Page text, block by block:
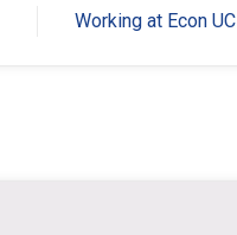
Working at Econ UC